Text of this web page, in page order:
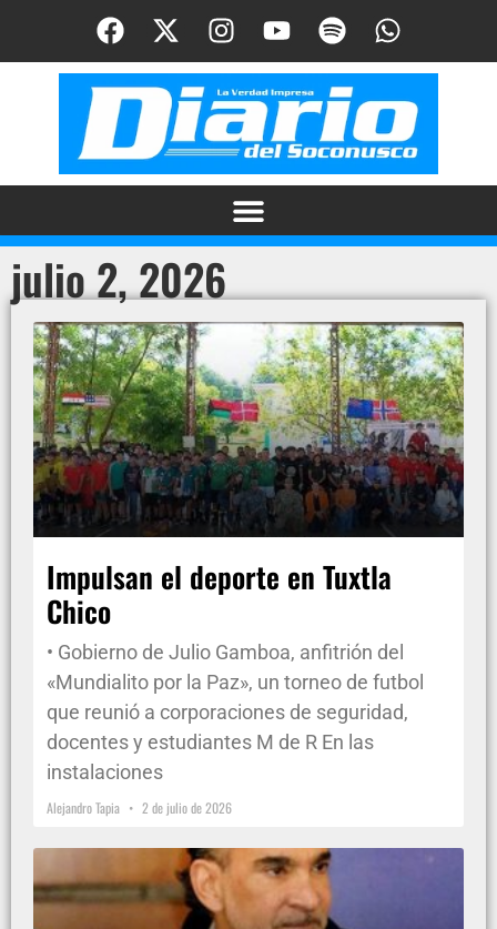
julio 2, 2026
Impulsan el deporte en Tuxtla
Chico
• Gobierno de Julio Gamboa, anfitrión del
«Mundialito por la Paz», un torneo de futbol
que reunió a corporaciones de seguridad,
docentes y estudiantes M de R En las
instalaciones
Alejandro Tapia 2 de julio de 2026